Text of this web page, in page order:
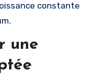
constante
une